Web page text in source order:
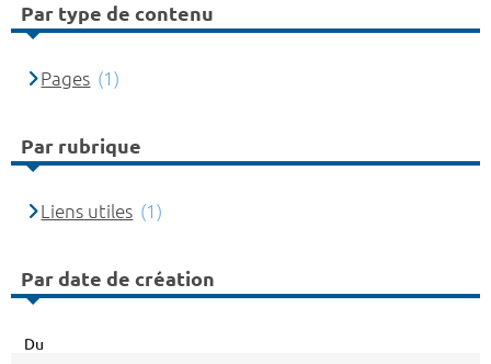
Par type de contenu
Pages (1)
Par rubrique
Liens utiles (1)
Par date de création
Du